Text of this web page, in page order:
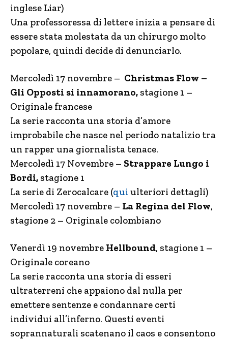
inglese Liar)
Una professoressa di lettere inizia a pensare di
essere stata molestata da un chirurgo molto
popolare, quindi decide di denunciarlo.
Mercoledì 17 novembre – Christmas Flow –
Gli Opposti si innamorano, stagione 1 –
Originale francese
La serie racconta una storia d’amore
improbabile che nasce nel periodo natalizio tra
un rapper una giornalista tenace.
Mercoledì 17 Novembre – Strappare Lungo i
Bordi, stagione 1
La serie di Zerocalcare (qui ulteriori dettagli)
Mercoledì 17 novembre – La Regina del Flow,
stagione 2 – Originale colombiano
Venerdì 19 novembre Hellbound, stagione 1 –
Originale coreano
La serie racconta una storia di esseri
ultraterreni che appaiono dal nulla per
emettere sentenze e condannare certi
individui all’inferno. Questi eventi
soprannaturali scatenano il caos e consentono